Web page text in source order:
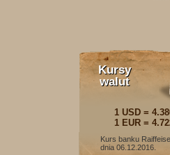
Kursy
walut
1 USD =
1 EUR =
Kurs banku
dnia 06.12.2016.